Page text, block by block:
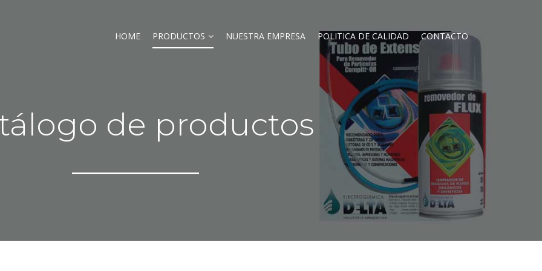
HOME PRODUCTOS NUESTRA EMPRESA POLITICA DE CALIDAD CONTACTO
de productos
_______